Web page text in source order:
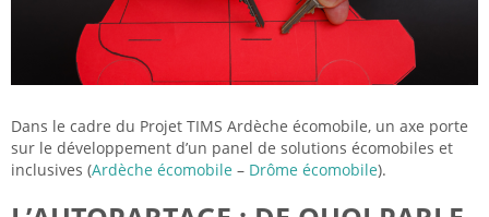
Dans le cadre du Projet TIMS Ardèche écomobile, un axe porte
sur le développement d’un panel de solutions écomobiles et
inclusives (Ardèche écomobile – Drôme écomobile).